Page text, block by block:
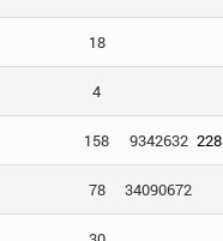
18
4
158 9342632 228
78 34090672